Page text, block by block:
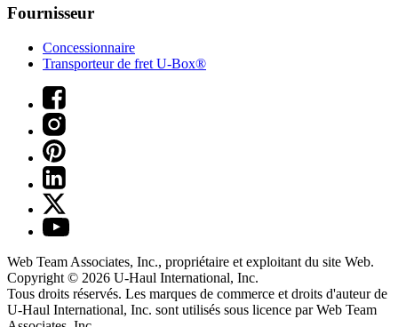
Fournisseur
Concessionnaire
Transporteur de fret U-Box®
Web Team Associates, Inc., propriétaire et exploitant du site Web.
Copyright © 2026 U-Haul International, Inc.
Tous droits réservés. Les marques de commerce et droits d'auteur de
U-Haul International, Inc. sont utilisés sous licence par Web Team